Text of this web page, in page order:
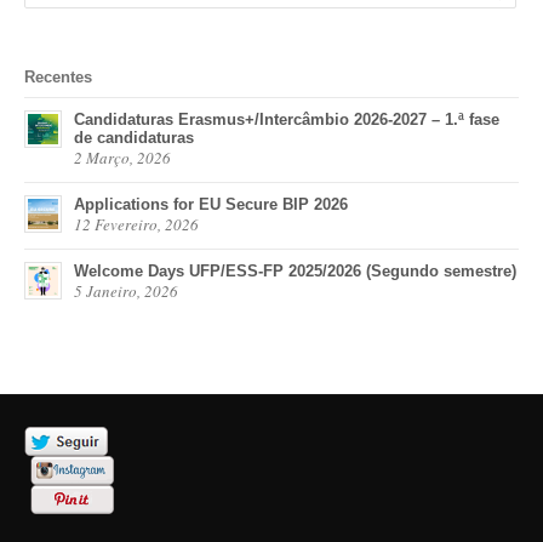
Recentes
Candidaturas Erasmus+/Intercâmbio 2026-2027 – 1.ª fase
de candidaturas
2 Março, 2026
Applications for EU Secure BIP 2026
12 Fevereiro, 2026
Welcome Days UFP/ESS-FP 2025/2026 (Segundo semestre)
5 Janeiro, 2026